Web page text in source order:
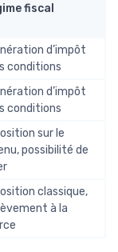
fiscal
d’impôt
conditions
d’impôt
conditions
sur le
possibilité de
classique,
à la